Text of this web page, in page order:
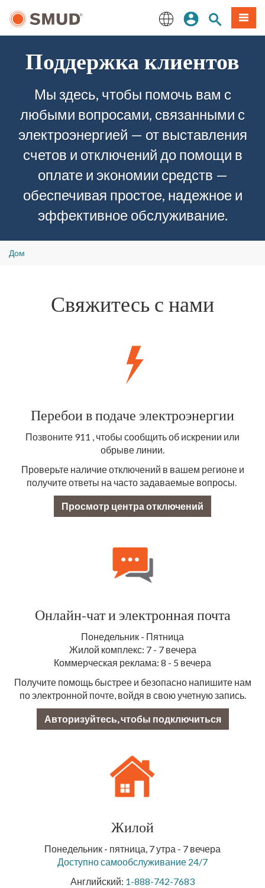
English
входПоиск по
Меню
Поддержка клиентов
Мы здесь, чтобы помочь вам с
любыми вопросами, связанными с
электроэнергией — от выставления
счетов и отключений до помощи в
оплате и экономии средств —
обеспечивая простое, надежное и
эффективное обслуживание.
Дом
Свяжитесь с нами
Перебои в подаче электроэнергии
Позвоните 911 , чтобы сообщить об искрении или
обрыве линии.
Проверьте наличие отключений в вашем регионе и
получите ответы на часто задаваемые вопросы.
Просмотр центра отключений
Онлайн-чат и электронная почта
Понедельник - Пятница
Жилой комплекс: 7 - 7 вечера
Коммерческая реклама: 8 - 5 вечера
Получите помощь быстрее и безопасно напишите нам
по электронной почте, войдя в свою учетную запись.
Авторизуйтесь, чтобы подключиться
Жилой
Понедельник - пятница, 7 утра - 7 вечера
Доступно самообслуживание 24/7
Английский: 1-888-742-7683